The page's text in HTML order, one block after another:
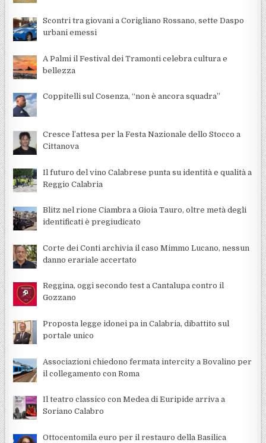
Scontri tra giovani a Corigliano Rossano, sette Daspo
urbani emessi
A Palmi il Festival dei Tramonti celebra cultura e
bellezza
Coppitelli sul Cosenza, “non è ancora squadra”
Cresce l’attesa per la Festa Nazionale dello Stocco a
Cittanova
Il futuro del vino Calabrese punta su identità e qualità a
Reggio Calabria
Blitz nel rione Ciambra a Gioia Tauro, oltre metà degli
identificati è pregiudicato
Corte dei Conti archivia il caso Mimmo Lucano, nessun
danno erariale accertato
Reggina, oggi secondo test a Cantalupa contro il
Gozzano
Proposta legge idonei pa in Calabria, dibattito sul
portale unico
Associazioni chiedono fermata intercity a Bovalino per
il collegamento con Roma
Il teatro classico con Medea di Euripide arriva a
Soriano Calabro
Ottocentomila euro per il restauro della Basilica